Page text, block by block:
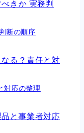
断の順序
対応の整理